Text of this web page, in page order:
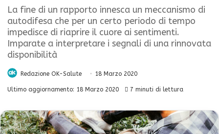
La fine di un rapporto innesca un meccanismo di
autodifesa che per un certo periodo di tempo
impedisce di riaprire il cuore ai sentimenti.
Imparate a interpretare i segnali di una rinnovata
disponibilità
Redazione OK-Salute 18 Marzo 2020
Ultimo aggiornamento: 18 Marzo 2020 7 minuti di lettura